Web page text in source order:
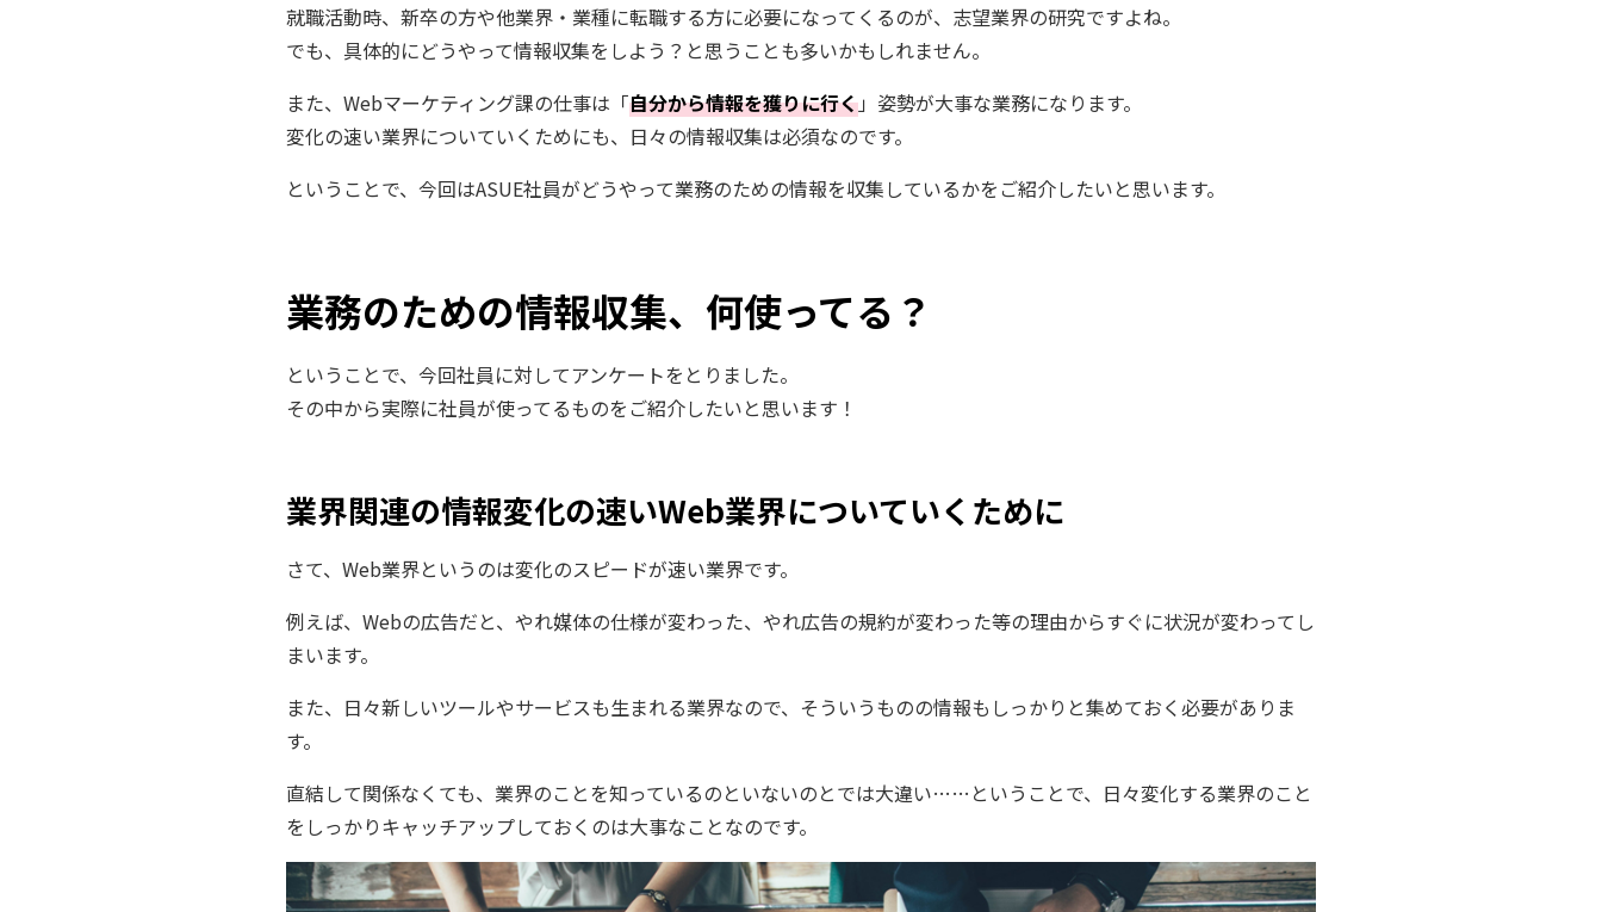
就職活動時、新卒の方や他業界・業種に転職する方に必要になってくるのが、志望業界の研究ですよね。
でも、具体的にどうやって情報収集をしよう？と思うことも多いかもしれません。
また、Webマーケティング課の仕事は「自分から情報を獲りに行く」姿勢が大事な業務になります。
変化の速い業界についていくためにも、日々の情報収集は必須なのです。
ということで、今回はASUE社員がどうやって業務のための情報を収集しているかをご紹介したいと思います。
業務のための情報収集、何使ってる？
ということで、今回社員に対してアンケートをとりました。
その中から実際に社員が使ってるものをご紹介したいと思います！
業界関連の情報――変化の速いWeb業界についていくために
さて、Web業界というのは変化のスピードが速い業界です。
例えば、Webの広告だと、やれ媒体の仕様が変わった、やれ広告の規約が変わった等の理由からすぐに状況が変わってし
まいます。
また、日々新しいツールやサービスも生まれる業界なので、そういうものの情報もしっかりと集めておく必要がありま
す。
直結して関係なくても、業界のことを知っているのといないのとでは大違い……ということで、日々変化する業界のこと
をしっかりキャッチアップしておくのは大事なことなのです。